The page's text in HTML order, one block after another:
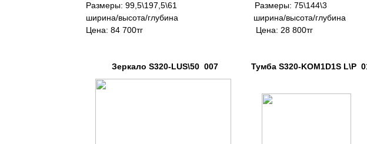
Размеры: 99,5\197,5\61 Размеры:
ширина/высота/глубина ширина/высота/
Цена: 84 700тг Цена: 28
Зеркало S320-LUS\50 007 Тумба S320-KOM1D1S L\P